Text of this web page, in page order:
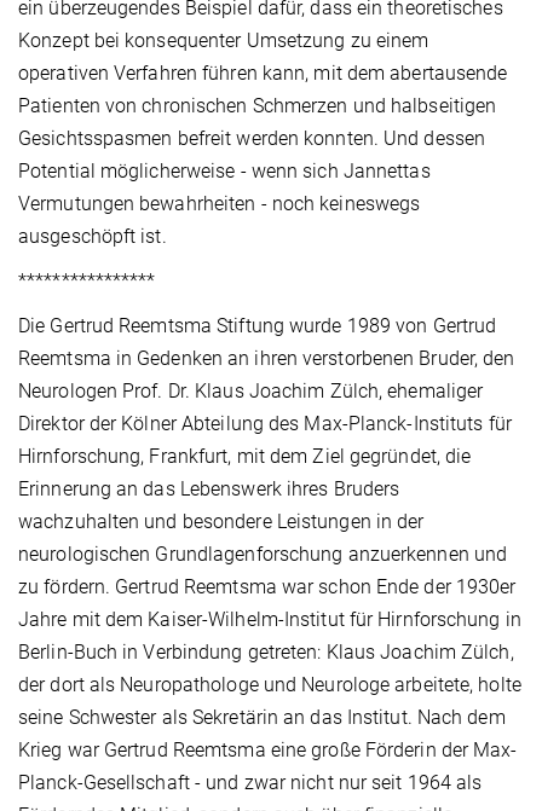
ein überzeugendes Beispiel dafür, dass ein theoretisches
Konzept bei konsequenter Umsetzung zu einem
operativen Verfahren führen kann, mit dem abertausende
Patienten von chronischen Schmerzen und halbseitigen
Gesichtsspasmen befreit werden konnten. Und dessen
Potential möglicherweise - wenn sich Jannettas
Vermutungen bewahrheiten - noch keineswegs
ausgeschöpft ist.
****************
Die Gertrud Reemtsma Stiftung wurde 1989 von Gertrud
Reemtsma in Gedenken an ihren verstorbenen Bruder, den
Neurologen Prof. Dr. Klaus Joachim Zülch, ehemaliger
Direktor der Kölner Abteilung des Max-Planck-Instituts für
Hirnforschung, Frankfurt, mit dem Ziel gegründet, die
Erinnerung an das Lebenswerk ihres Bruders
wachzuhalten und besondere Leistungen in der
neurologischen Grundlagenforschung anzuerkennen und
zu fördern. Gertrud Reemtsma war schon Ende der 1930er
Jahre mit dem Kaiser-Wilhelm-Institut für Hirnforschung in
Berlin-Buch in Verbindung getreten: Klaus Joachim Zülch,
der dort als Neuropathologe und Neurologe arbeitete, holte
seine Schwester als Sekretärin an das Institut. Nach dem
Krieg war Gertrud Reemtsma eine große Förderin der Max-
Planck-Gesellschaft - und zwar nicht nur seit 1964 als